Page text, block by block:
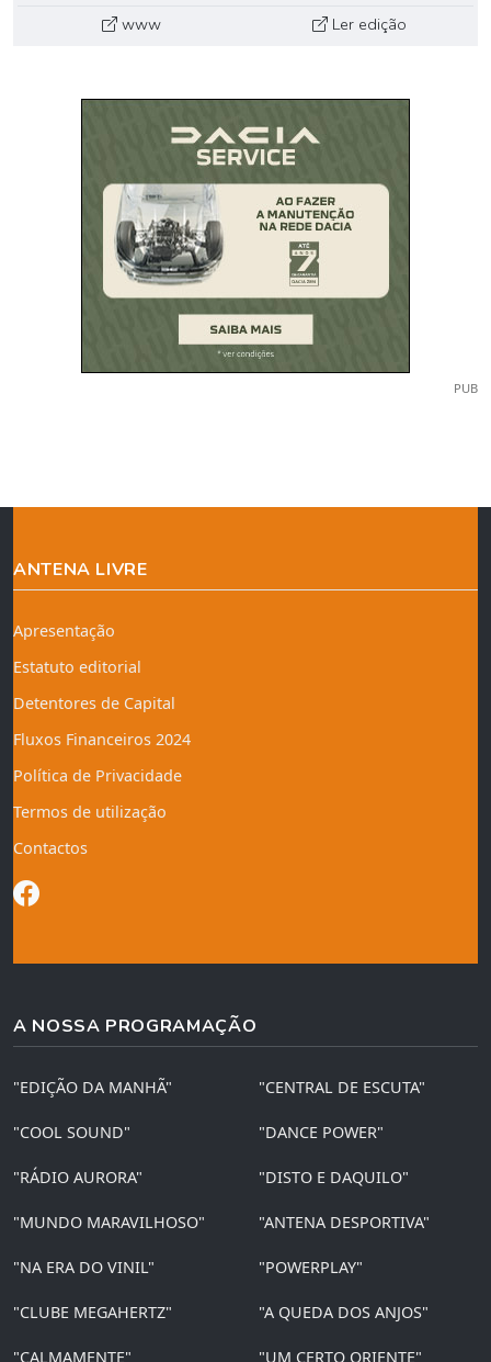
www Ler edição
PUB
ANTENA LIVRE
Apresentação
Estatuto editorial
Detentores de Capital
Fluxos Financeiros 2024
Política de Privacidade
Termos de utilização
Contactos
A NOSSA PROGRAMAÇÃO
"EDIÇÃO DA MANHÃ" "CENTRAL DE ESCUTA"
"COOL SOUND" "DANCE POWER"
"RÁDIO AURORA" "DISTO E DAQUILO"
"MUNDO MARAVILHOSO" "ANTENA DESPORTIVA"
"NA ERA DO VINIL" "POWERPLAY"
"CLUBE MEGAHERTZ" "A QUEDA DOS ANJOS"
"CALMAMENTE" "UM CERTO ORIENTE"